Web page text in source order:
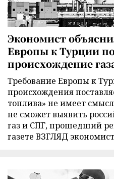
Экономист
Европы к Турции
происхождение
Требование Европы к
происхождения
топлива» не имеет
не сможет выявить
газ и СПГ, прошедший
газете ВЗГЛЯД